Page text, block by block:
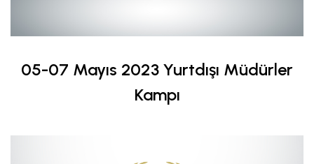
05-07 Mayıs 2023 Yurtdışı Müdürler
Kampı